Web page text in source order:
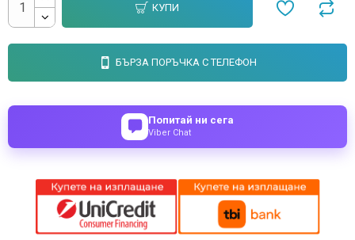
КУПИ
БЪРЗА ПОРЪЧКА С ТЕЛЕФОН
Попитай ни сега
Viber Chat